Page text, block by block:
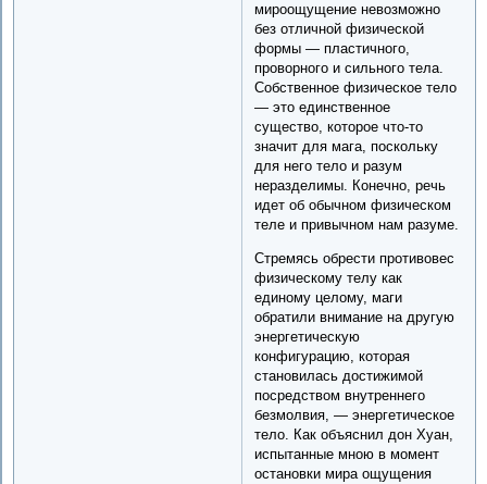
мироощущение невозможно
без отличной физической
формы — пластичного,
проворного и сильного тела.
Собственное физическое тело
— это единственное
существо, которое что-то
значит для мага, поскольку
для него тело и разум
неразделимы. Конечно, речь
идет об обычном физическом
теле и привычном нам разуме.
Стремясь обрести противовес
физическому телу как
единому целому, маги
обратили внимание на другую
энергетическую
конфигурацию, которая
становилась достижимой
посредством внутреннего
безмолвия, — энергетическое
тело. Как объяснил дон Хуан,
испытанные мною в момент
остановки мира ощущения